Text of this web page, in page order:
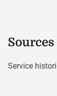
Service